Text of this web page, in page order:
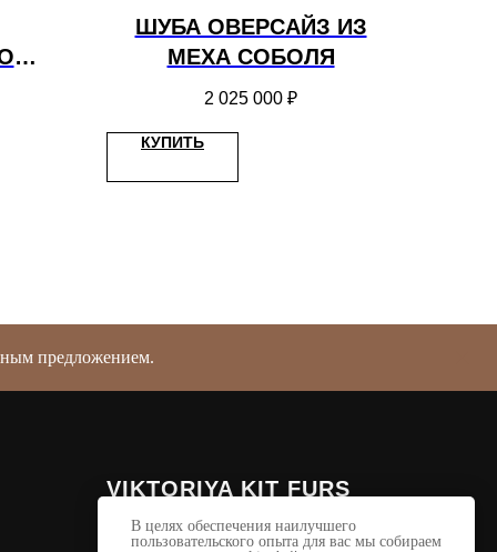
В целях обеспечения наилучшего
пользовательского опыта для вас мы собираем
ШУБА ОВЕРСАЙЗ ИЗ
МЕХА СОБОЛЯ
2 025 000 ₽
КУПИТЬ
предложением.
VIKTORIYA KIT FURS
© 2013-2024 Viktoriya Kit Furs